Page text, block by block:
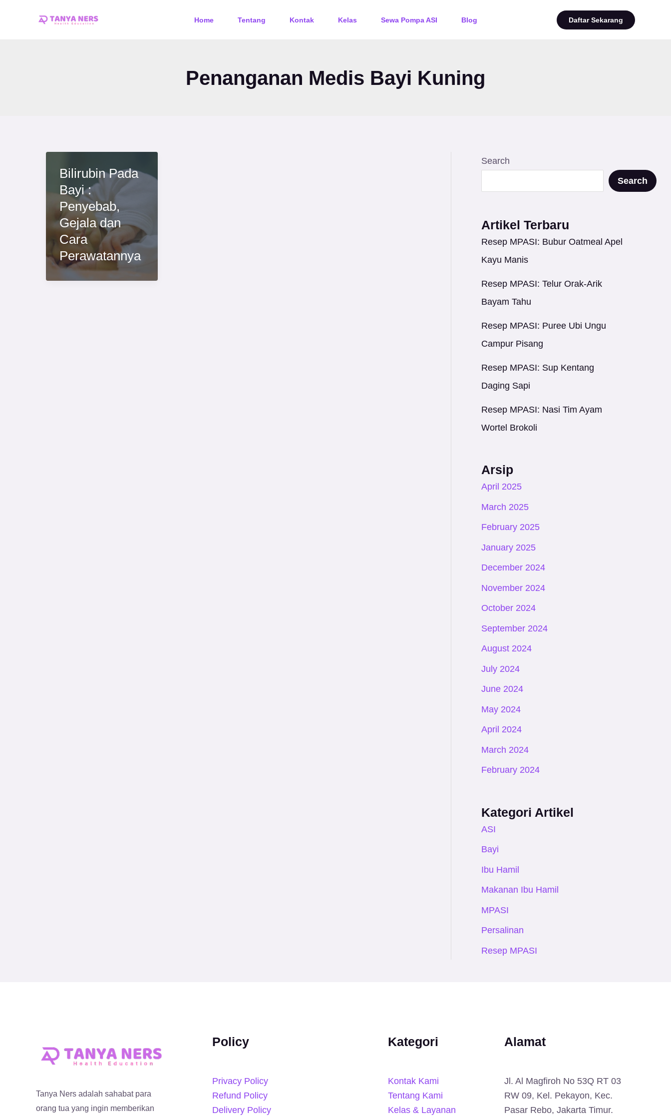
Home Tentang Kontak Kelas Sewa Pompa ASI Blog Daftar Sekarang
Penanganan Medis Bayi Kuning
Bilirubin Pada
Bayi :
Penyebab,
Gejala dan
Cara
Perawatannya
Search
Search
Artikel Terbaru
Resep MPASI: Bubur Oatmeal Apel
Kayu Manis
Resep MPASI: Telur Orak-Arik
Bayam Tahu
Resep MPASI: Puree Ubi Ungu
Campur Pisang
Resep MPASI: Sup Kentang
Daging Sapi
Resep MPASI: Nasi Tim Ayam
Wortel Brokoli
Arsip
April 2025
March 2025
February 2025
January 2025
December 2024
November 2024
October 2024
September 2024
August 2024
July 2024
June 2024
May 2024
April 2024
March 2024
February 2024
Kategori Artikel
ASI
Bayi
Ibu Hamil
Makanan Ibu Hamil
MPASI
Persalinan
Resep MPASI
Tanya Ners adalah sahabat para
orang tua yang ingin memberikan
Policy
Privacy Policy
Refund Policy
Delivery Policy
Kategori
Kontak Kami
Tentang Kami
Kelas & Layanan
Alamat
Jl. Al Magfiroh No 53Q RT 03
RW 09, Kel. Pekayon, Kec.
Pasar Rebo, Jakarta Timur.